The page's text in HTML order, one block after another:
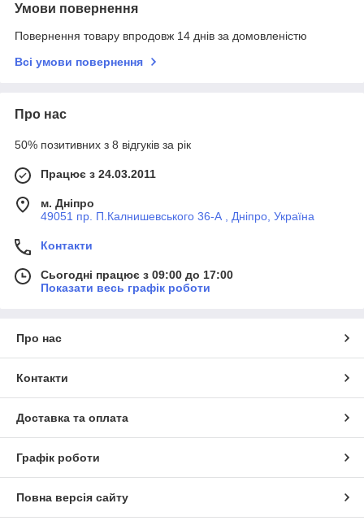
Умови повернення
Повернення товару впродовж 14 днів за домовленістю
Всі умови повернення
Про нас
50% позитивних з 8 відгуків за рік
Працює з 24.03.2011
м. Дніпро
49051 пр. П.Калнишевського 36-А , Дніпро, Україна
Контакти
Сьогодні працює з 09:00 до 17:00
Показати весь графік роботи
Про нас
Контакти
Доставка та оплата
Графік роботи
Повна версія сайту